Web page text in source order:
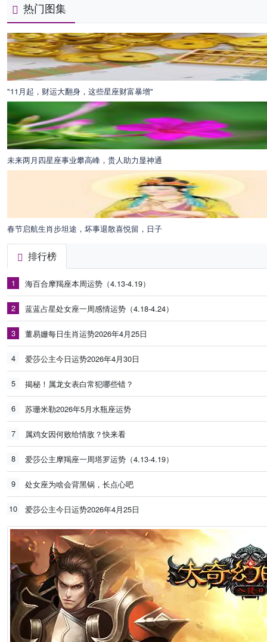
热门图集
"11月起，财运大翻身，这些星座财富暴增"
未来两月四星座事业攀高峰，贵人助力显神通
春节启航生肖步坦途，坏事退散喜悦留，日子
排行榜
1 海百合摩羯座本周运势（4.13-4.19）
2 蓝蓝占星处女座一周感情运势（4.18-4.24）
3 董易姗每日生肖运势2026年4月25日
4 爱莎公主今日运势2026年4月30日
5 揭秘！属龙女表白常犯哪些错？
6 苏珊米勒2026年5月水瓶座运势
7 属鸡女因何败给情敌？快来看
8 爱莎公主摩羯座一周塔罗运势（4.13-4.19）
9 处女座为啥会背黑锅，长点心吧
10 爱莎公主今日运势2026年4月25日